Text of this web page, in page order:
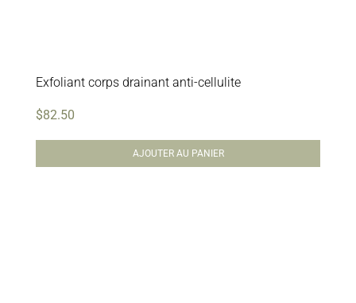
Exfoliant corps drainant anti-cellulite
$82.50
AJOUTER AU PANIER